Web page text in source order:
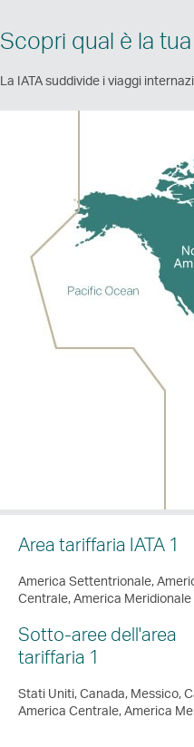
Scopri qual è la
La IATA suddivide i viaggi
Area tariffaria IATA 1
America Settentrionale,
Centrale, America Meridionale
Sotto-aree dell'area
tariffaria 1
Stati Uniti, Canada, Messico,
America Centrale, America